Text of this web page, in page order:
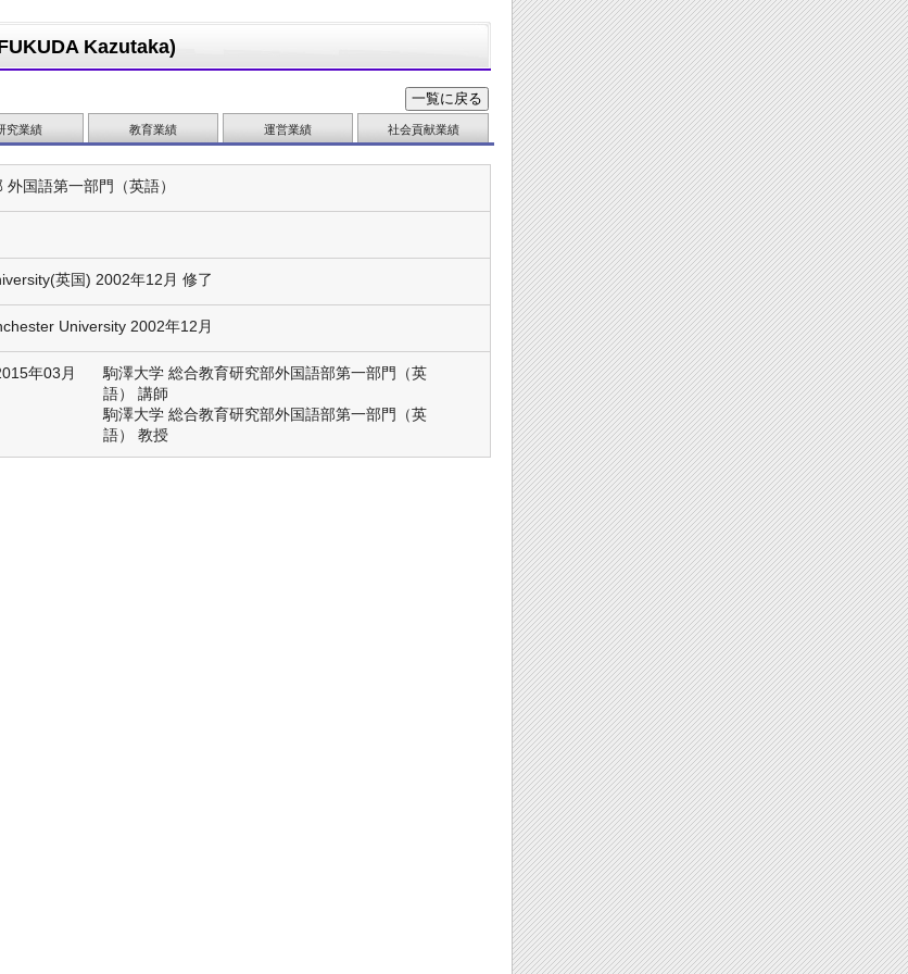
Kazutaka)
究業績 教育業績 運営業績 社会貢献業績
国語第一部門（英語）
英国) 2002年12月 修了
University 2002年12月
年03月
駒澤大学 総合教育研究部外国語部第一部門（英
語） 講師
駒澤大学 総合教育研究部外国語部第一部門（英
語） 教授